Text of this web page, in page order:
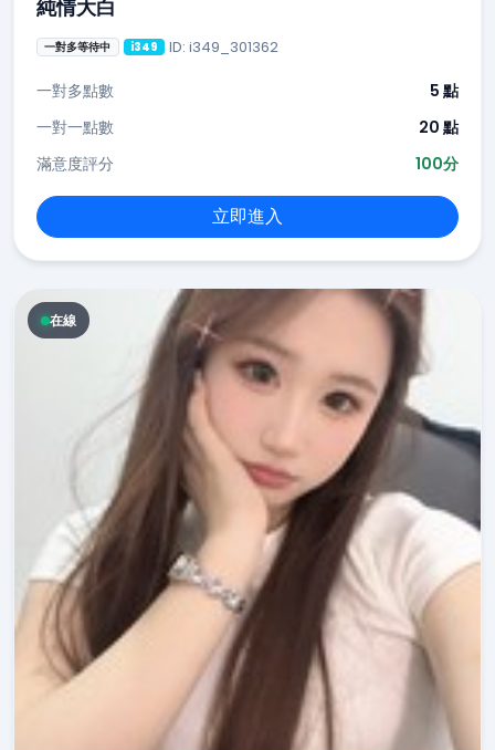
純情大白
一對多等待中 i349 ID: i349_301362
一對多點數
5 點
一對一點數
20 點
滿意度評分
100分
立即進入
在線